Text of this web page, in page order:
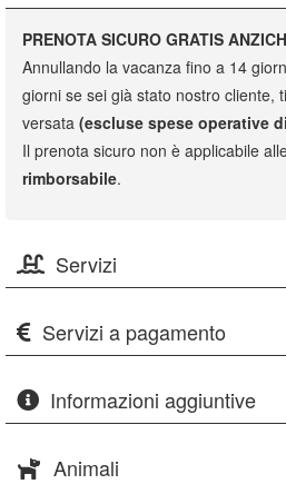
PRENOTA SICURO GRATIS
Annullando la vacanza fino a 14
giorni se sei già stato nostro cliente,
versata (escluse spese operative
Il prenota sicuro non è applicabile
rimborsabile.
Servizi
Servizi a pagamento
Informazioni aggiuntive
Animali